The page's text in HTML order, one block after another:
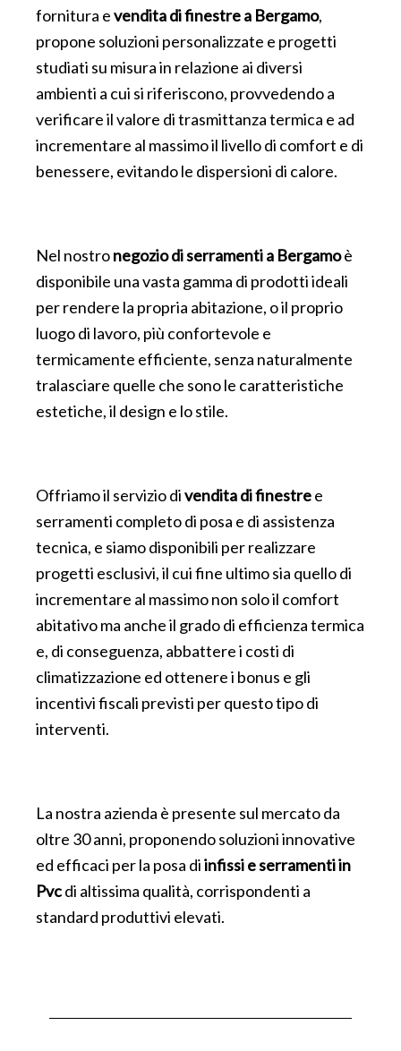
fornitura evendita di finestre a Bergamo,
propone soluzioni personalizzate e progetti
studiati su misura in relazione ai diversi
ambienti a cui si riferiscono, provvedendo a
verificare il valore di trasmittanza termica e ad
incrementare al massimo il livello di comfort e di
benessere, evitando le dispersioni di calore.
Nel nostronegozio di serramenti a Bergamoè
disponibile una vasta gamma di prodotti ideali
per rendere la propria abitazione, o il proprio
luogo di lavoro, più confortevole e
termicamente efficiente, senza naturalmente
tralasciare quelle che sono le caratteristiche
estetiche, il design e lo stile.
Offriamo il servizio divendita di finestree
serramenti completo di posa e di assistenza
tecnica, e siamo disponibili per realizzare
progetti esclusivi, il cui fine ultimo sia quello di
incrementare al massimo non solo il comfort
abitativo ma anche il grado di efficienza termica
e, di conseguenza, abbattere i costi di
climatizzazione ed ottenere i bonus e gli
incentivi fiscali previsti per questo tipo di
interventi.
La nostra azienda è presente sul mercato da
oltre 30 anni, proponendo soluzioni innovative
ed efficaci per la posa diinfissi e serramenti in
Pvcdi altissima qualità, corrispondenti a
standard produttivi elevati.